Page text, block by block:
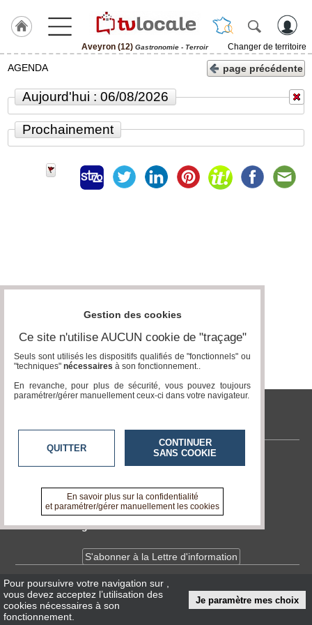
Aveyron (12) Gastronomie - Terroir
Changer de territoire
J'adhère
ACCUEIL
Aveyron
(12)
du
groupe
Blogs
Inscription
AGENDA page précédente
Aujourd'hui : 06/08/2026
Prochainement
tvlocale.fr
Contactez-nous
A propos de tvlocale.fr
Devenir délégué
S'abonner à la Lettre d'information
InfosCNIL/RGPD
Conditions Générales d'Utilisation
Pour poursuivre votre navigation sur
vous devez acceptez l’utilisation des
cookies nécessaires à son
fonctionnement.
Je paramètre mes choix
Gestion des cookies
Ce site n'utilise AUCUN cookie de "traçage"
Seuls sont utilisés les dispositifs qualifiés de "fonctionnels" ou
"techniques" nécessaires à son fonctionnement..
En revanche, pour plus de sécurité, vous pouvez toujours
paramétrer/gérer manuellement ceux-ci dans votre navigateur.
QUITTER
CONTINUER
SANS COOKIE
En savoir plus sur la confidentialité
et paramétrer/gérer manuellement les cookies